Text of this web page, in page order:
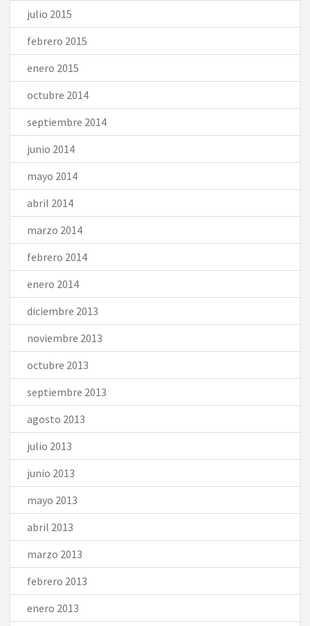
julio 2015
febrero 2015
enero 2015
octubre 2014
septiembre 2014
junio 2014
mayo 2014
abril 2014
marzo 2014
febrero 2014
enero 2014
diciembre 2013
noviembre 2013
octubre 2013
septiembre 2013
agosto 2013
julio 2013
junio 2013
mayo 2013
abril 2013
marzo 2013
febrero 2013
enero 2013